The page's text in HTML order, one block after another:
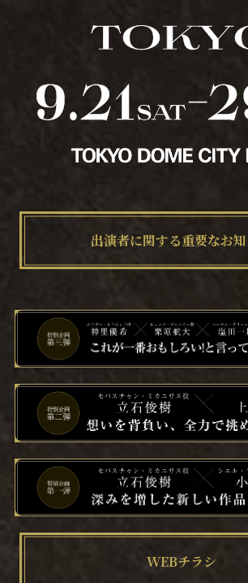
出演者に関する重要なお
WEBチラシ